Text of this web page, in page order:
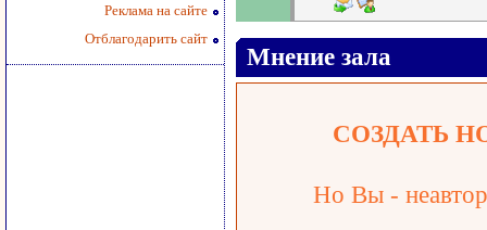
Реклама на сайте
Отблагодарить сайт
Мнение зала
СОЗДАТЬ
Но Вы -